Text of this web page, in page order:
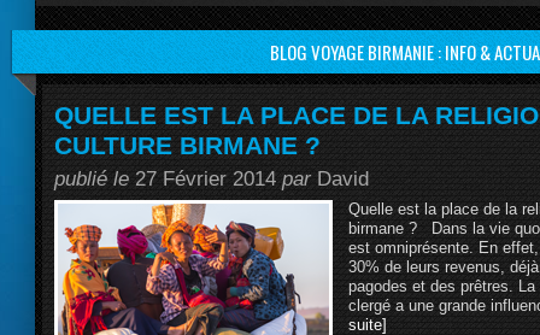
BLOG VOYAGE BIRMANIE : INFO &
QUELLE EST LA PLACE DE LA
CULTURE BIRMANE ?
publié le 27 Février 2014 parDavid
Quelle est la place de la
birmane ? Dans la vie
est omniprésente. En
30% de leurs revenus,
pagodes et des prêtres. La
clergé a une grande
suite]